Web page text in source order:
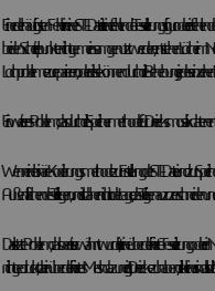
Einer der häufigsten Fehler in einer STL-Datei ist eine fehlende Tessellierungsfigur oder
beiden Scheitelpunkte nicht gemeinsam genutzt werden, entstehen Löcher im
Lochprobleme zu reparieren, oder diese können durch die Behebung jedes
Ein weiteres Problem, das durch die Speichermethode für Dreiecksmosaikdaten
Wenn eine binäre Kodierungsmethode zur Erstellung der STL-Datei und zur
Außenflächen des Teils liegen, und ist daher nicht in der Lage, das Teil genau zu zerschneiden
Das letzte Problem, das bereits erwähnt wurde, ist eine überdefinierte Tesselierung
nicht gedruckt, da ein überdefiniertes Mesh dazu neigt, Dreiecke zu haben, die kleiner sind als